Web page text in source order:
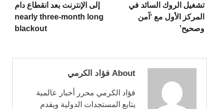
تشغيل الروك السائد في
المركز الأول مع ‘آمن
وصحيح’
إلى الإنترنت بعد انقطاع دام
nearly three-month long
blackout
About فؤاد الكرمي
فؤاد الكرمي محرر أخبار عالمية
يتابع المستجدات الدولية ويقدم